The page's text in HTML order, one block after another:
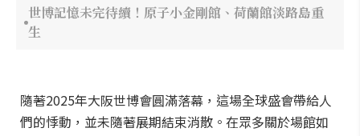
世博記憶未完待續！原子小金剛館、荷蘭館淡路島重
生
隨著2025年大阪世博會圓滿落幕，這場全球盛會帶給人
們的悸動，並未隨著展期結束消散。在眾多關於場館如